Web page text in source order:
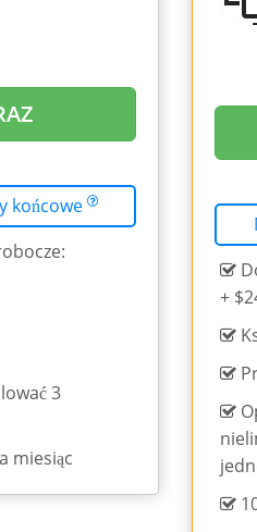
końcowe
3
miesiąc
+